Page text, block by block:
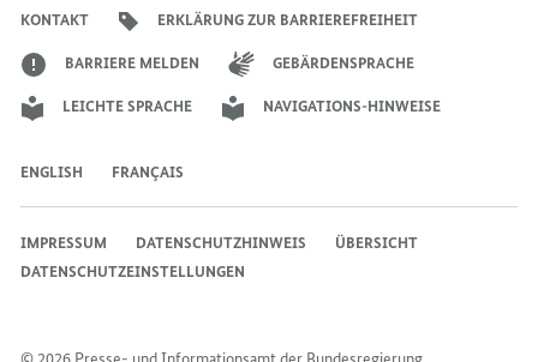
KONTAKT ERKLÄRUNG ZUR BARRIEREFREIHEIT
BARRIERE MELDEN GEBÄRDENSPRACHE
LEICHTE SPRACHE NAVIGATIONS-HINWEISE
ENGLISH FRANÇAIS
IMPRESSUM DATENSCHUTZHINWEIS
ÜBERSICHT
DATENSCHUTZEINSTELLUNGEN